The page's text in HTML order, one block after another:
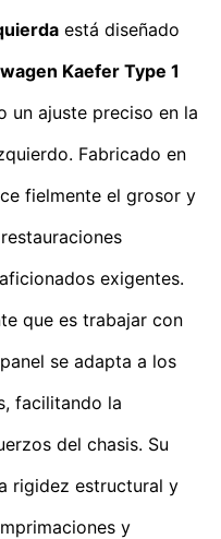
está diseñado
Kaefer Type 1
un ajuste preciso en la
Fabricado en
fielmente el grosor y
exigentes.
que es trabajar con
se adapta a los
facilitando la
del chasis. Su
rigidez estructural y
y